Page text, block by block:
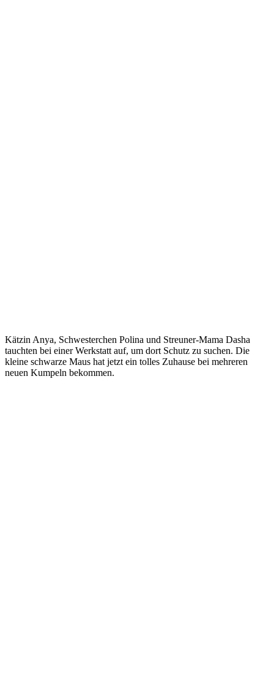
Kätzin Anya, Schwesterchen Polina und Streuner-Mama Dasha
tauchten bei einer Werkstatt auf, um dort Schutz zu suchen. Die
kleine schwarze Maus hat jetzt ein tolles Zuhause bei mehreren
neuen Kumpeln bekommen.